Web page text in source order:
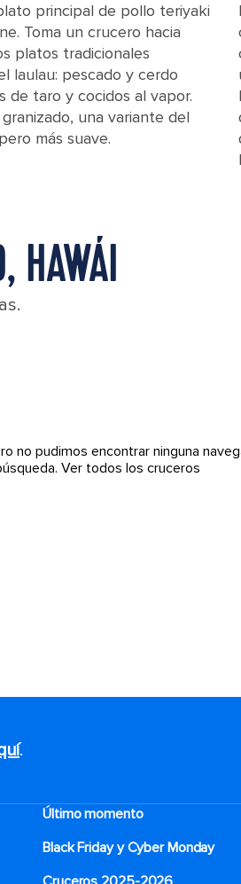
principal de pollo teriyaki
Toma un crucero hacia
platos tradicionales
laulau: pescado y cerdo
de taro y cocidos al vapor.
una variante del
más suave.
HAWÁI
no pudimos encontrar ninguna
Ver todos los cruceros
.
Último momento
Black Friday y Cyber Monday